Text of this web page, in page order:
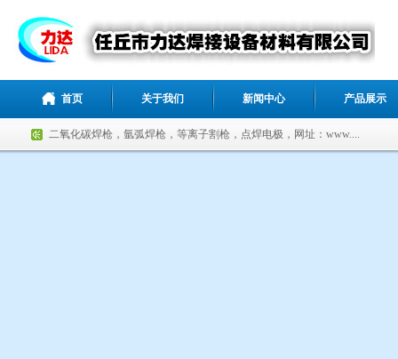
首页 关于我们 新闻中心 产品展示
二氧化碳焊枪，氩弧焊枪，等离子割枪，点焊电极，网址：www....